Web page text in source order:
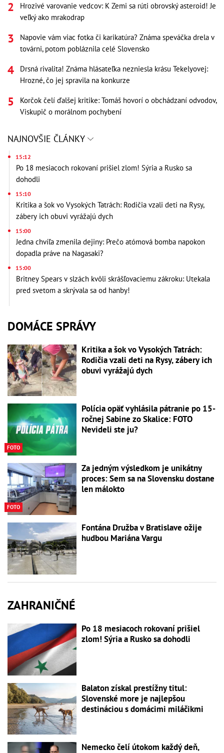
Hrozivé varovanie vedcov: K Zemi sa rúti obrovský asteroid! Je
veľký ako mrakodrap
Napovie vám viac fotka či karikatúra? Známa speváčka drela v
továrni, potom pobláznila celé Slovensko
Drsná rivalita! Známa hlásateľka nezniesla krásu Tekelyovej:
Hrozné, čo jej spravila na konkurze
Korčok čelí ďalšej kritike: Tomáš hovorí o obchádzaní odvodov,
Viskupič o morálnom pochybení
NAJNOVŠIE ČLÁNKY
15:12
Po 18 mesiacoch rokovaní prišiel zlom! Sýria a Rusko sa
dohodli
15:10
Kritika a šok vo Vysokých Tatrách: Rodičia vzali deti na Rysy,
zábery ich obuvi vyrážajú dych
15:00
Jedna chvíľa zmenila dejiny: Prečo atómová bomba napokon
dopadla práve na Nagasaki?
15:00
Britney Spears v slzách kvôli skrášľovaciemu zákroku: Utekala
pred svetom a skrývala sa od hanby!
DOMÁCE SPRÁVY
Kritika a šok vo Vysokých Tatrách:
Rodičia vzali deti na Rysy, zábery ich
obuvi vyrážajú dych
FOTO
Polícia opäť vyhlásila pátranie po 15-
ročnej Sabine zo Skalice: FOTO
Nevideli ste ju?
FOTO
Za jedným výsledkom je unikátny
proces: Sem sa na Slovensku dostane
len málokto
Fontána Družba v Bratislave ožije
hudbou Mariána Vargu
ZAHRANIČNÉ
Po 18 mesiacoch rokovaní prišiel
zlom! Sýria a Rusko sa dohodli
Balaton získal prestížny titul:
Slovenské more je najlepšou
destináciou s domácimi miláčikmi
Nemecko čelí útokom každý deň,